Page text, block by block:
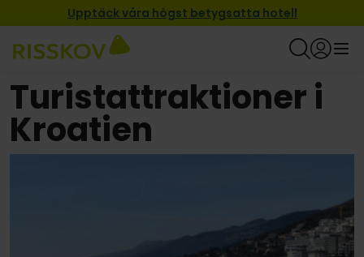
Upptäck våra högst betygsatta hotell
Turistattraktioner i
Kroatien